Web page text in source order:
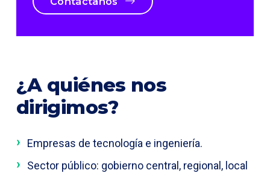
¿A quiénes nos
dirigimos?
Empresas de tecnología e ingeniería.
Sector público: gobierno central, regional, local